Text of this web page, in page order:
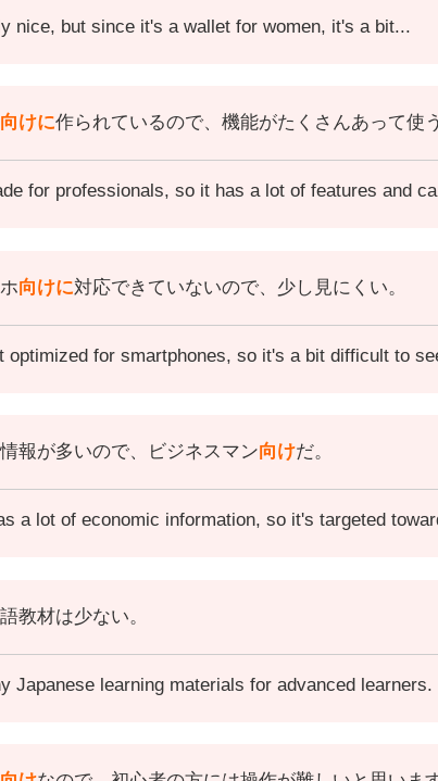
nice, but since it's a wallet for women, it's a bit...
向けに作られているので、機能がたくさんあって使
for professionals, so it has a lot of features and
向けに対応できていないので、少し見にくい。
optimized for smartphones, so it's a bit difficult to
報が多いので、ビジネスマン向けだ。
a lot of economic information, so it's targeted
教材は少ない。
Japanese learning materials for advanced learners.